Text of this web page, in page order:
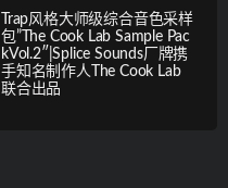
Trap风格大师级综合音色采样
包”The Cook Lab Sample Pac
kVol.2″|Splice Sounds厂牌携
手知名制作人The Cook Lab
联合出品